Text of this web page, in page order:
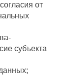
от
субъекта